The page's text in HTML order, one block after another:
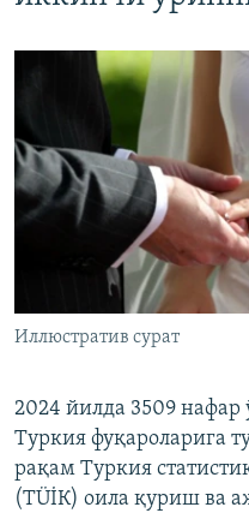
Иллюстратив сурат
2024 йилда 3509 нафар
Туркия фуқароларига
рақам Туркия
(ТÜİК) оила қуриш ва